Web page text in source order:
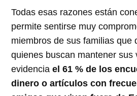
Todas esas razones están
permite sentirse muy
miembros de sus familias que
quienes buscan mantener sus
evidenciael 61 % de los
dinero o artículos con